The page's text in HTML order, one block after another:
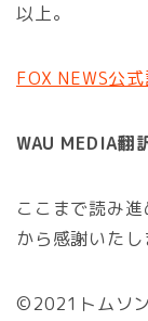
以上。
FOX NEWS公
WAU MEDIA翻
ここまで読み
から感謝いたし
©2021トムソン